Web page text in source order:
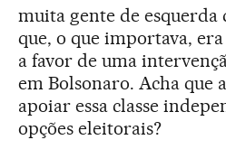
muita gente de esquerda
que, o que importava,
a favor de uma
em Bolsonaro. Acha que
apoiar essa classe
opções eleitorais?